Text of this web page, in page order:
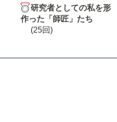
研究者としての私を形
作った「師匠」たち
(25回)